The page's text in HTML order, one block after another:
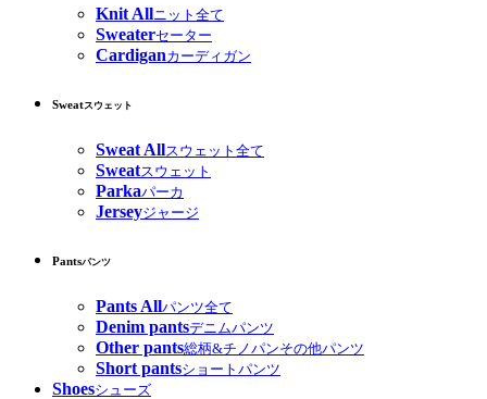
Knit Allニット全て
Sweaterセーター
Cardiganカーディガン
Sweatスウェット
Sweat Allスウェット全て
Sweatスウェット
Parkaパーカ
Jerseyジャージ
Pantsパンツ
Pants Allパンツ全て
Denim pantsデニムパンツ
Other pants総柄&チノパンその他パンツ
Short pantsショートパンツ
Shoesシューズ